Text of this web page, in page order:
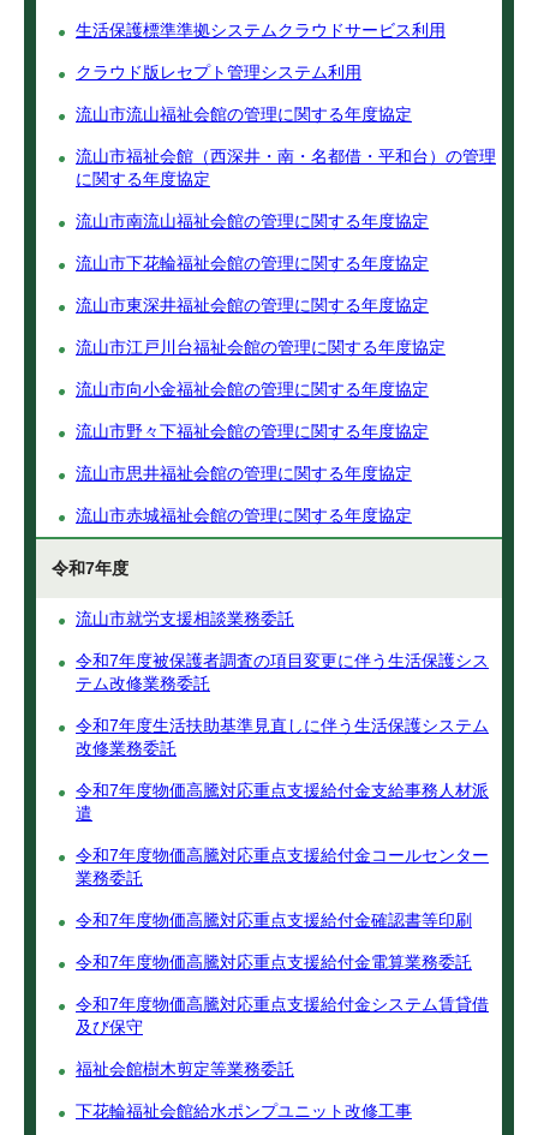
生活保護標準準拠システムクラウドサービス利用
クラウド版レセプト管理システム利用
流山市流山福祉会館の管理に関する年度協定
流山市福祉会館（西深井・南・名都借・平和台）の管理
に関する年度協定
流山市南流山福祉会館の管理に関する年度協定
流山市下花輪福祉会館の管理に関する年度協定
流山市東深井福祉会館の管理に関する年度協定
流山市江戸川台福祉会館の管理に関する年度協定
流山市向小金福祉会館の管理に関する年度協定
流山市野々下福祉会館の管理に関する年度協定
流山市思井福祉会館の管理に関する年度協定
流山市赤城福祉会館の管理に関する年度協定
令和7年度
流山市就労支援相談業務委託
令和7年度被保護者調査の項目変更に伴う生活保護シス
テム改修業務委託
令和7年度生活扶助基準見直しに伴う生活保護システム
改修業務委託
令和7年度物価高騰対応重点支援給付金支給事務人材派
遣
令和7年度物価高騰対応重点支援給付金コールセンター
業務委託
令和7年度物価高騰対応重点支援給付金確認書等印刷
令和7年度物価高騰対応重点支援給付金電算業務委託
令和7年度物価高騰対応重点支援給付金システム賃貸借
及び保守
福祉会館樹木剪定等業務委託
下花輪福祉会館給水ポンプユニット改修工事